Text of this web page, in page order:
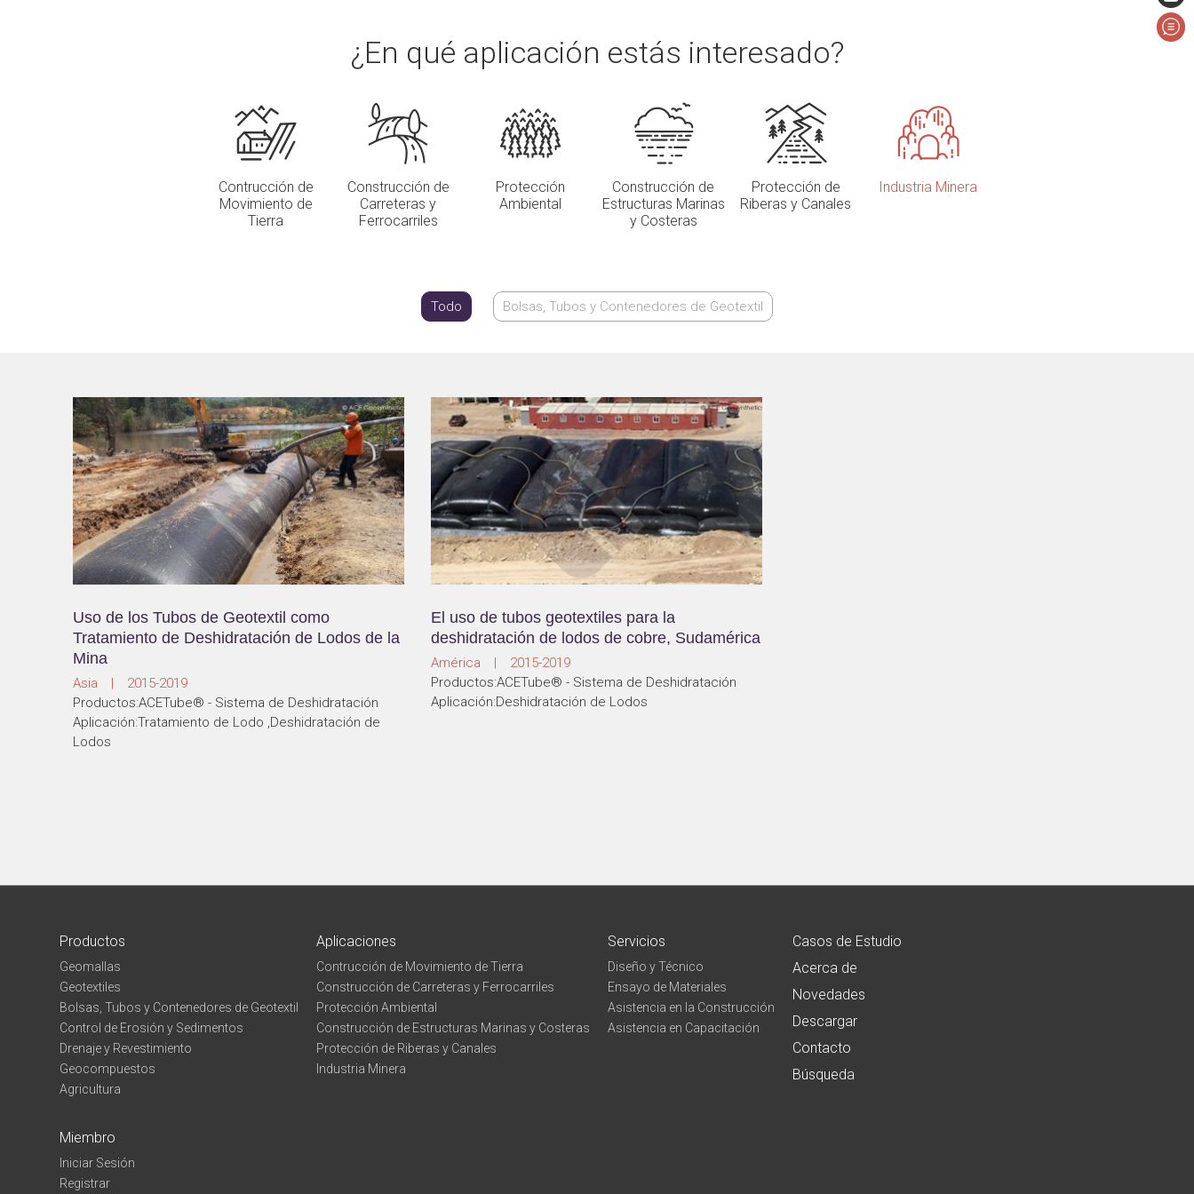
¿En qué aplicación estás interesado?
Contrucción de
Movimiento de
Tierra
Construcción de
Carreteras y
Ferrocarriles
Protección
Ambiental
Construcción de
Estructuras Marinas
y Costeras
Protección de
Riberas y Canales
Industria Minera
Todo Bolsas, Tubos y Contenedores de Geotextil
Uso de los Tubos de Geotextil como
Tratamiento de Deshidratación de Lodos de la
Mina
Asia | 2015-2019
Productos:ACETube® - Sistema de Deshidratación
Aplicación:Tratamiento de Lodo ,Deshidratación de
Lodos
El uso de tubos geotextiles para la
deshidratación de lodos de cobre, Sudamérica
América | 2015-2019
Productos:ACETube® - Sistema de Deshidratación
Aplicación:Deshidratación de Lodos
Productos
Geomallas
Geotextiles
Bolsas, Tubos y Contenedores de Geotextil
Control de Erosión y Sedimentos
Drenaje y Revestimiento
Geocompuestos
Agricultura
Aplicaciones
Contrucción de Movimiento de Tierra
Construcción de Carreteras y Ferrocarriles
Protección Ambiental
Construcción de Estructuras Marinas y Costeras
Protección de Riberas y Canales
Industria Minera
Servicios
Diseño y Técnico
Ensayo de Materiales
Asistencia en la Construcción
Asistencia en Capacitación
Casos de Estudio
Acerca de
Novedades
Descargar
Contacto
Búsqueda
Miembro
Iniciar Sesión
Registrar